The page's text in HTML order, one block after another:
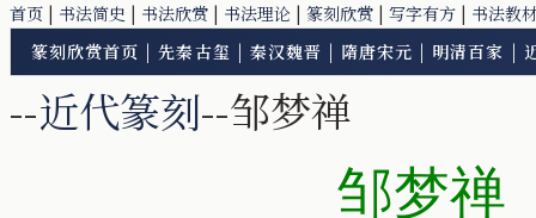
首页 | 书法简史 | 书法欣赏 | 书法理论 | 篆刻欣赏 | 写字有方 | 书法教
篆刻欣赏首页 |先秦古玺 | 秦汉魏晋 | 隋唐宋元 | 明清百家 |
--近代篆刻--邹梦禅
邹梦禅